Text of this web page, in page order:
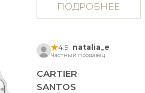
ПОДРОБНЕЕ
4.9 natalia_e
Частный продавец
CARTIER
SANTOS